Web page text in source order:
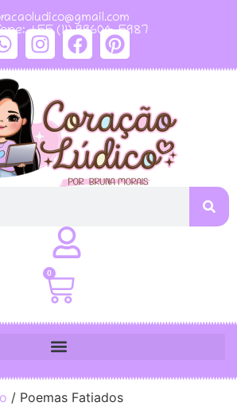
+55 (11) 99604-5987
0
/ Poemas Fatiados